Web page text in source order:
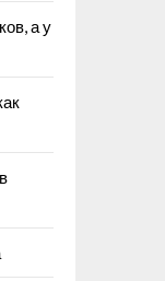
а у